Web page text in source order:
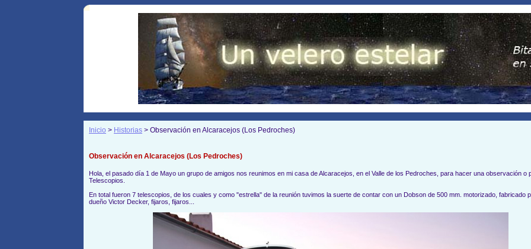
Inicio > Historias > Observación en Alcaracejos (Los Pedroches)
Observación en Alcaracejos (Los Pedroches)
Hola, el pasado día 1 de Mayo un grupo de amigos nos reunimos en mi casa de Alcaracejos, en el Valle de los Pedroches, para hacer una observación o
Telescopios.
En total fueron 7 telescopios, de los cuales y como "estrella" de la reunión tuvimos la suerte de contar con un Dobson de 500 mm. motorizado, fabricado
dueño Victor Decker, fijaros, fijaros...